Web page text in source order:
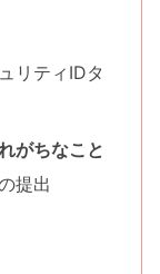
リティIDタ
がちなこと
提出